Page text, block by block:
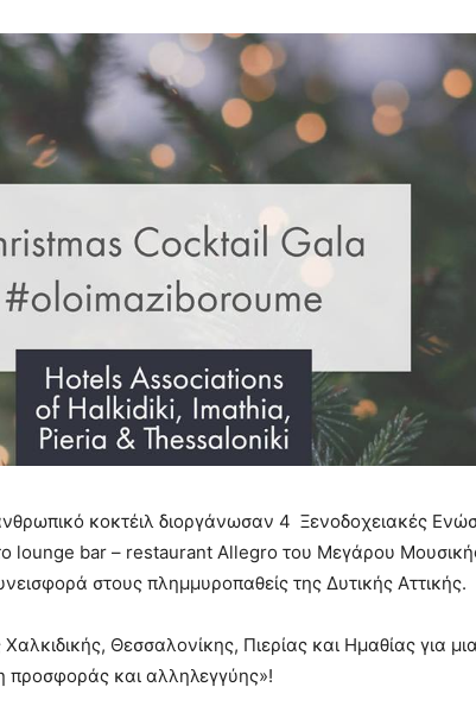
κοκτέιλ διοργάνωσαν 4 Ξενοδοχειακές
lounge bar – restaurant Allegro του Μεγάρου
στους πλημμυροπαθείς της Δυτικής Αττικής.
Θεσσαλονίκης, Πιερίας και Ημαθίας για
προσφοράς και αλληλεγγύης»!